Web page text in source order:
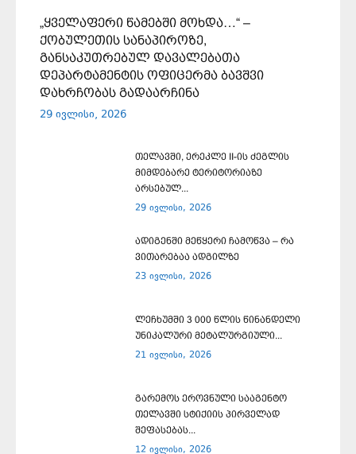
„ყველაფერი წამებში მოხდა…“ –
ქობულეთის სანაპიროზე,
განსაკუთრებულ დავალებათა
დეპარტამენტის ოფიცერმა ბავშვი
დახრჩობას გადაარჩინა
29 ივლისი, 2026
თელავში, ერეკლე II-ის ძეგლის
მიმდებარე ტერიტორიაზე
არსებულ...
29 ივლისი, 2026
ადიგენში მეწყერი ჩამოწვა – რა
ვითარებაა ადგილზე
23 ივლისი, 2026
ლეჩხუმში 3 000 წლის წინანდელი
უნიკალური მეტალურგიული...
21 ივლისი, 2026
გარემოს ეროვნული სააგენტო
თელავში სტიქიის პირველად
შეფასებას...
12 ივლისი, 2026